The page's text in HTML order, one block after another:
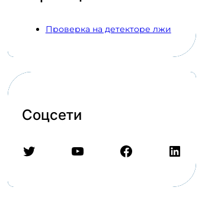
Проверка на детекторе лжи
Соцсети
Twitter YouTube Facebook LinkedIn